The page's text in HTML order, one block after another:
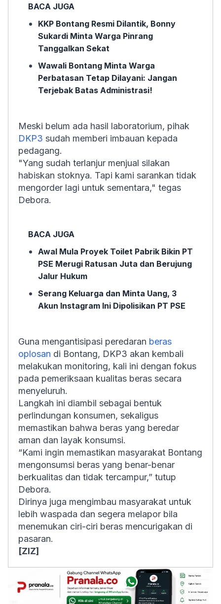
BACA JUGA
KKP Bontang Resmi Dilantik, Bonny
Sukardi Minta Warga Pinrang
Tanggalkan Sekat
Wawali Bontang Minta Warga
Perbatasan Tetap Dilayani: Jangan
Terjebak Batas Administrasi!
Meski belum ada hasil laboratorium, pihak
DKP3 sudah memberi imbauan kepada
pedagang.
"Yang sudah terlanjur menjual silakan
habiskan stoknya. Tapi kami sarankan tidak
mengorder lagi untuk sementara," tegas
Debora.
BACA JUGA
Awal Mula Proyek Toilet Pabrik Bikin PT
PSE Merugi Ratusan Juta dan Berujung
Jalur Hukum
Serang Keluarga dan Minta Uang, 3
Akun Instagram Ini Dipolisikan PT PSE
Guna mengantisipasi peredaran beras
oplosan di Bontang, DKP3 akan kembali
melakukan monitoring, kali ini dengan fokus
pada pemeriksaan kualitas beras secara
menyeluruh.
Langkah ini diambil sebagai bentuk
perlindungan konsumen, sekaligus
memastikan bahwa beras yang beredar
aman dan layak konsumsi.
“Kami ingin memastikan masyarakat Bontang
mengonsumsi beras yang benar-benar
berkualitas dan tidak tercampur,” tutup
Debora.
Dirinya juga mengimbau masyarakat untuk
lebih waspada dan segera melapor bila
menemukan ciri-ciri beras mencurigakan di
pasaran.
[ZIZ]